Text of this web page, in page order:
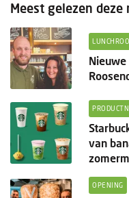
Meest gelezen deze
Nieuwe
van
OPENING